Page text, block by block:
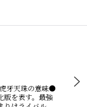
牙天珠の意味●
版を表す。最強